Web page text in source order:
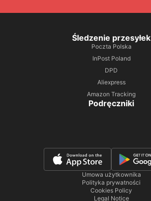
Śledzenie przesyłek
Poczta Polska
InPost Poland
DPD
Aliexpress
Amazon Tracking
Podręczniki
Umowa użytkownika
Polityka prywatności
Cookies Policy
Legal Notice